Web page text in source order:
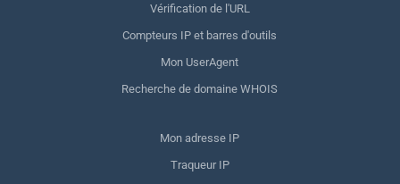
Vérification de l'URL
Compteurs IP et barres d'outils
Mon UserAgent
Recherche de domaine WHOIS
Mon adresse IP
Traqueur IP